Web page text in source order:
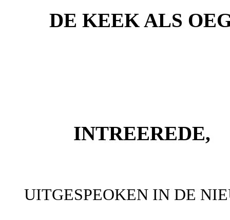
DE KEEK ALS
INTREEREDE,
UITGESPEOKEN IN DE